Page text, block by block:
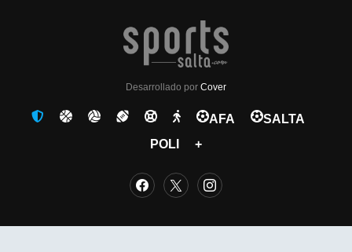
Desarrollado por Cover
AFA
SALTA
POLI
+